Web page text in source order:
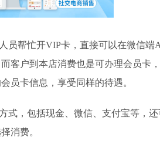
帮忙开VIP卡，直接可以在微信端
客户到本店消费也是可办理会员卡
员卡信息，享受同样的待遇。
，包括现金、微信、支付宝等，还
消费。